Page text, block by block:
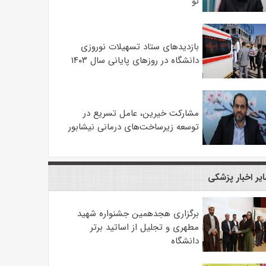
بازدیدهای ستاد تسهیلات نوروزی
دانشگاه در روزهای پایانی سال ۱۴۰۳
مشارکت خیرین، عامل تسریع در
توسعه زیرساخت‌های درمانی نیشابور
اخبار پزشکی
برگزاری هجدهمین جشنواره شهید
مطهری و تجلیل از اساتید برتر
دانشگاه